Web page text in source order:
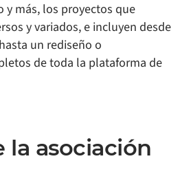
y más, los proyectos que
y variados, e incluyen desde
un rediseño o
de toda la plataforma de
la asociación